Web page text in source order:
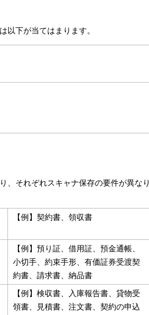
以下が当てはまります。
、それぞれスキャナ保存の要件が異なり
【例】契約書、領収書
【例】預り証、借用証、預金通帳、
小切手、約束手形、有価証券受渡契
約書、請求書、納品書
【例】検収書、入庫報告書、貸物受
領書、見積書、注文書、契約の申込